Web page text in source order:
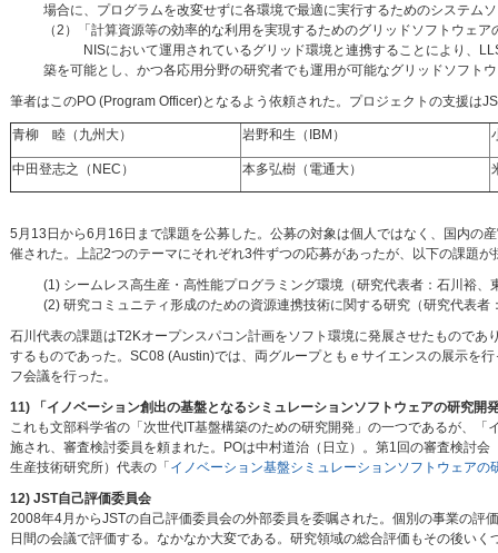
場合に、プログラムを改変せずに各環境で最適に実行するためのシステム
（2）「計算資源等の効率的な利用を実現するためのグリッドソフトウェア
NISにおいて運用されているグリッド環境と連携することにより、LLS
築を可能とし、かつ各応用分野の研究者でも運用が可能なグリッドソフト
筆者はこのPO (Program Officer)となるよう依頼された。プロジェクトの支援は
青柳 睦（九州大） 岩野和生（IBM）
中田登志之（NEC） 本多弘樹（電通大）
5月13日から6月16日まで課題を公募した。公募の対象は個人ではなく、国内の
催された。上記2つのテーマにそれぞれ3件ずつの応募があったが、以下の課題
(1) シームレス高生産・高性能プログラミング環境（研究代表者：石川裕、
(2) 研究コミュニティ形成のための資源連携技術に関する研究（研究代表者
石川代表の課題はT2Kオープンスパコン計画をソフト環境に発展させたもので
するものであった。SC08 (Austin)では、両グループともｅサイエンスの展示を
フ会議を行った。
11) 「イノベーション創出の基盤となるシミュレーションソフトウェアの研究開
これも文部科学省の「次世代IT基盤構築のための研究開発」の一つであるが、
施され、審査検討委員を頼まれた。POは中村道治（日立）。第1回の審査検討
生産技術研究所）代表の「 イノベーション基盤シミュレーションソフトウェアの
12) JST自己評価委員会
2008年4月からJSTの自己評価委員会の外部委員を委嘱された。個別の事業の
日間の会議で評価する。なかなか大変である。研究領域の総合評価もその後いく